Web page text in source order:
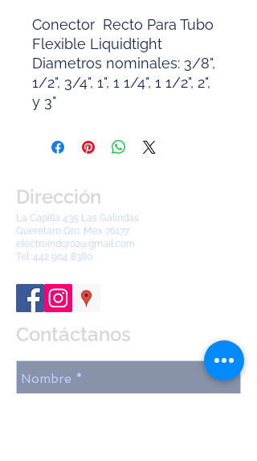
Conector Recto Para Tubo
Flexible Liquidtight
Diametros nominales: 3/8",
1/2", 3/4", 1", 1 1/4", 1 1/2", 2",
y 3"
Dirección
La Capilla 435 Las Galindas
Querétaro,Qro. Mex 76177
electroindqro2@gmail.com
Tel: 442 904 8380
Contáctanos